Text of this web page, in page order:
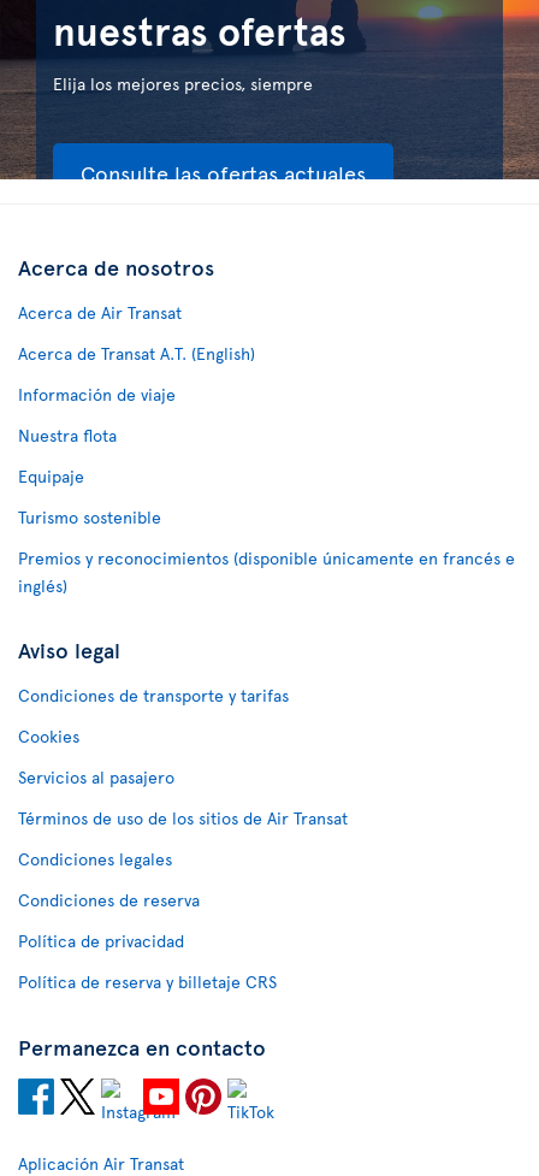
nuestras ofertas
Elija los mejores precios, siempre
Consulte las ofertas actuales
Acerca de nosotros
Acerca de Air Transat
Acerca de Transat A.T. (English)
Información de viaje
Nuestra flota
Equipaje
Turismo sostenible
Premios y reconocimientos (disponible únicamente en francés e
inglés)
Aviso legal
Condiciones de transporte y tarifas
Cookies
Servicios al pasajero
Términos de uso de los sitios de Air Transat
Condiciones legales
Condiciones de reserva
Política de privacidad
Política de reserva y billetaje CRS
Permanezca en contacto
Aplicación Air Transat